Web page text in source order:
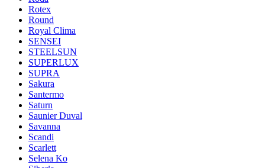
Rotex
Round
Royal Clima
SENSEI
STEELSUN
SUPERLUX
SUPRA
Sakura
Santermo
Saturn
Saunier Duval
Savanna
Scandi
Scarlett
Selena Ko